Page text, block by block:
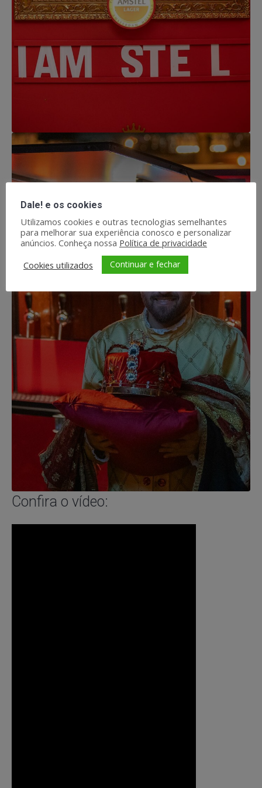
Confira o vídeo:
Dale! e os cookies
Utilizamos cookies e outras tecnologias semelhantes
para melhorar sua experiência conosco e personalizar
anúncios. Conheça nossa Política de privacidade
Cookies utilizados
Continuar e fechar